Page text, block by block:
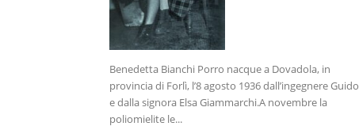
Benedetta Bianchi Porro nacque a Dovadola, in
provincia di Forlì, l’8 agosto 1936 dall’ingegnere Guido
e dalla signora Elsa Giammarchi.A novembre la
poliomielite le...